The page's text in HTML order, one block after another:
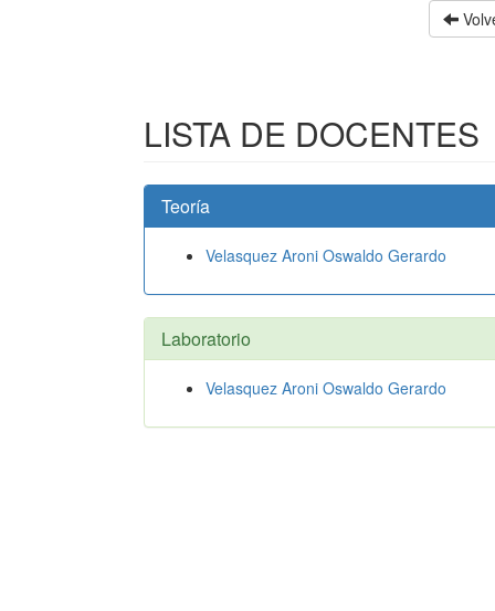
LISTA DE DOCENTES
Teoría
Velasquez Aroni Oswaldo Gerardo
Laboratorio
Velasquez Aroni Oswaldo Gerardo